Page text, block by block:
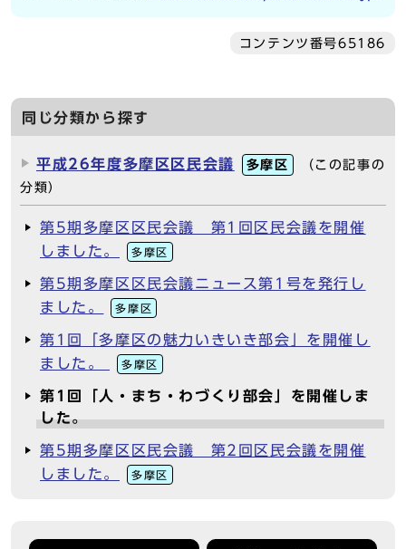
コンテンツ番号65186
同じ分類から探す
平成26年度多摩区区民会議 多摩区
（この記事の
分類）
第5期多摩区区民会議 第1回区民会議を開催
しました。
多摩区
第5期多摩区区民会議ニュース第1号を発行し
ました。
多摩区
第1回「多摩区の魅力いきいき部会」を開催し
ました。
多摩区
第1回「人・まち・わづくり部会」を開催しま
した。
第5期多摩区区民会議 第2回区民会議を開催
しました。
多摩区